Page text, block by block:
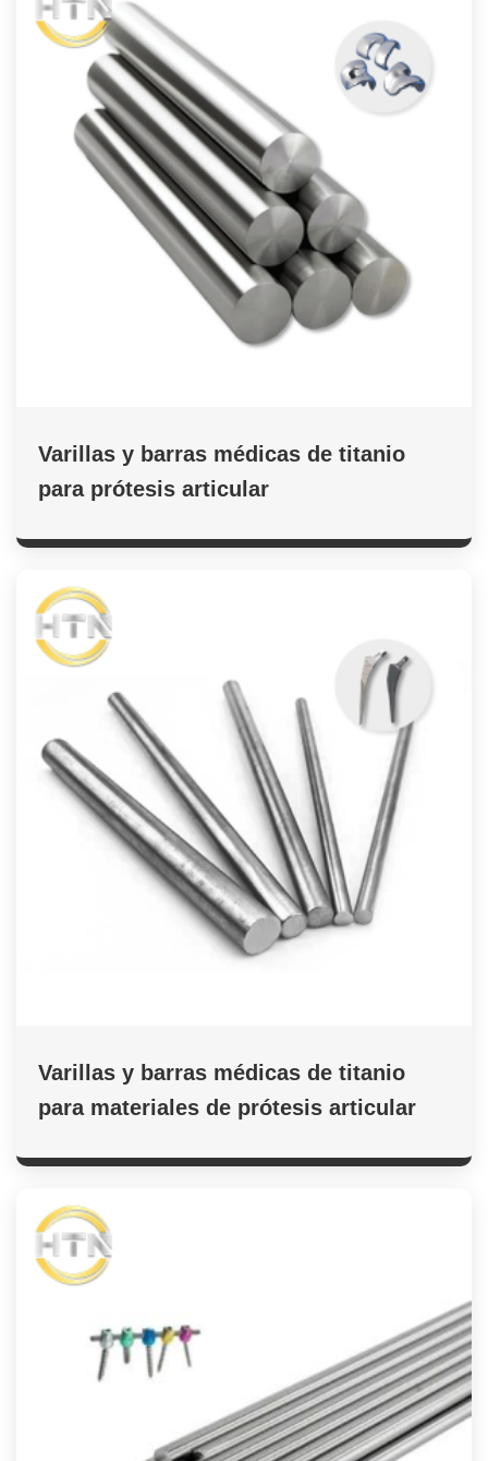
Varillas y barras médicas de titanio
para prótesis articular
Varillas y barras médicas de titanio
para materiales de prótesis articular